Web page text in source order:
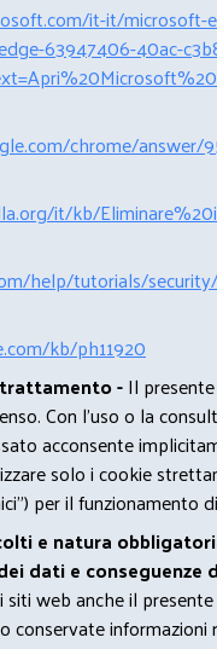
it-it/microsoft-
63947406-40ac-
chrome/answer/
it/kb/
help/tutorials/
kb/ph11920
-Il
Con l'uso o la
acconsente
solo i cookie
per il funzionamento
e natura
dati e conseguenze
web anche il
conservate informazioni